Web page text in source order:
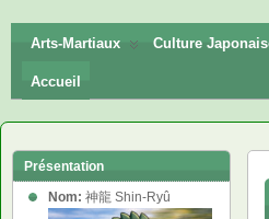
Ryū
Arts-Martiaux Culture
Accueil
Présentation
Nom: 神龍 Shin-Ryû